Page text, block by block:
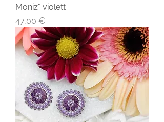
Moniz" violett
Preis
47,00 €